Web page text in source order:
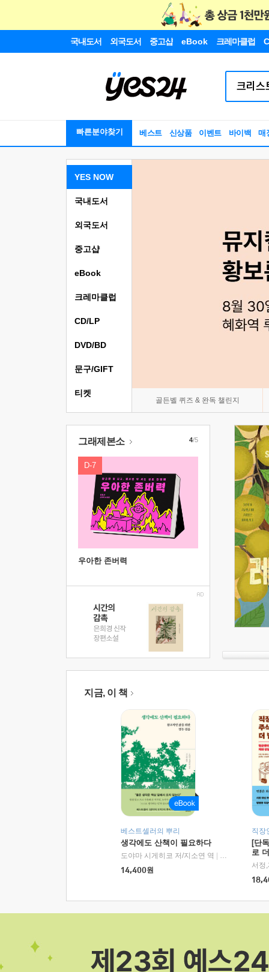
국내도서 외국도서 중고샵 eBook 크레마클럽
빠른분야찾기 베스트 신상품 이벤트 바이백 매
YES NOW
골든벨 퀴즈 & 완독 챌린지
국내도서
외국도서
중고샵
eBook
크레마클럽
CD/LP
DVD/BD
문구/GIFT
티켓
그래제본소
D-7
우아한 존버력
4/5
지금, 이 책
베스트셀러의 뿌리
생각에도 산책이 필요하다
도야마 시게히코 저/지소연 역
알에이치코리
14,400원
직장
[단
로